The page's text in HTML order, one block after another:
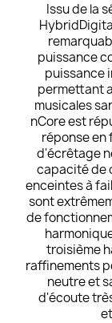
Issu de la
puissance
puissance
permettant
musicales
nCore est
réponse en
d'écrêtage
capacité de
enceintes à
sont
de
troisième
raffinements
neutre et
d'écoute